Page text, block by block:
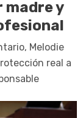
madre y
Melodie
real a